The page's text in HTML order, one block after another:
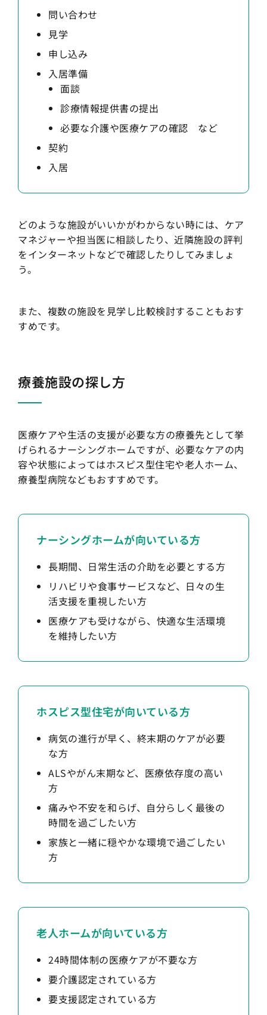
問い合わせ
見学
申し込み
入居準備
面談
診療情報提供書の提出
必要な介護や医療ケアの確認 など
契約
入居
どのような施設がいいかがわからない時には、ケア
マネジャーや担当医に相談したり、近隣施設の評判
をインターネットなどで確認したりしてみましょ
う。
また、複数の施設を見学し比較検討することもおす
すめです。
療養施設の探し方
医療ケアや生活の支援が必要な方の療養先として挙
げられるナーシングホームですが、必要なケアの内
容や状態によってはホスピス型住宅や老人ホーム、
療養型病院などもおすすめです。
ナーシングホームが向いている方
長期間、日常生活の介助を必要とする方
リハビリや食事サービスなど、日々の生
活支援を重視したい方
医療ケアも受けながら、快適な生活環境
を維持したい方
ホスピス型住宅が向いている方
病気の進行が早く、終末期のケアが必要
な方
ALSやがん末期など、医療依存度の高い
方
痛みや不安を和らげ、自分らしく最後の
時間を過ごしたい方
家族と一緒に穏やかな環境で過ごしたい
方
老人ホームが向いている方
24時間体制の医療ケアが不要な方
要介護認定されている方
要支援認定されている方